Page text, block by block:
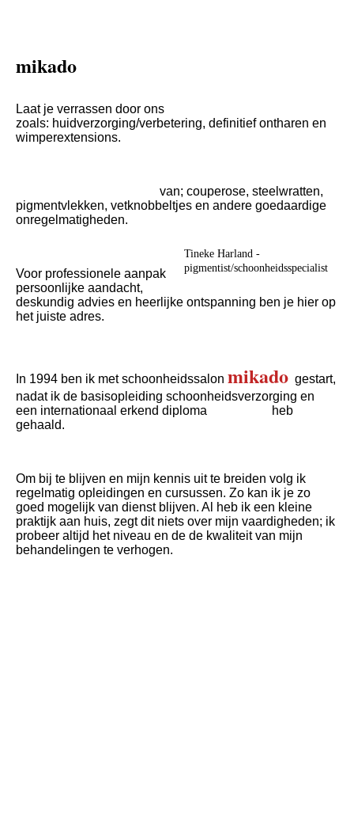
mikado
Laat je verrassen door ons
zoals: huidverzorging/verbetering, definitief ontharen en
wimperextensions.
van; couperose, steelwratten,
pigmentvlekken, vetknobbeltjes en andere goedaardige
onregelmatigheden.
Tineke Harland -
pigmentist/schoonheidsspecialist
Voor professionele aanpak
persoonlijke aandacht,
deskundig advies en heerlijke ontspanning ben je hier op
het juiste adres.
In 1994 ben ik met schoonheidssalon mikado gestart,
nadat ik de basisopleiding schoonheidsverzorging en
een internationaal erkend diploma
heb
gehaald.
Om bij te blijven en mijn kennis uit te breiden volg ik
regelmatig opleidingen en cursussen. Zo kan ik je zo
goed mogelijk van dienst blijven. Al heb ik een kleine
praktijk aan huis, zegt dit niets over mijn vaardigheden; ik
probeer altijd het niveau en de de kwaliteit van mijn
behandelingen te verhogen.